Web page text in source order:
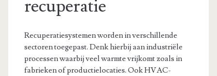
recuperatie
Recuperatiesystemen worden in verschillende
sectoren toegepast. Denk hierbij aan industriële
processen waarbij veel warmte vrijkomt zoals in
fabrieken of productielocaties. Ook HVAC-